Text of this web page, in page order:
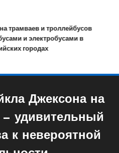
трамваев и троллейбусов
и электробусами в
городах
Джексона на
— удивительный
к невероятной